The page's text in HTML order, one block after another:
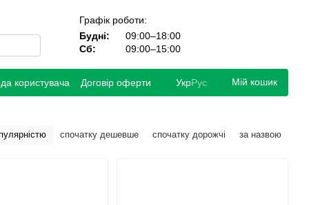
Графік роботи:
Будні:
09:00–18:00
Сб:
09:00–15:00
користувача Договір оферти УкрРус Мій кошик
спочатку дешевше спочатку дорожчі за назвою